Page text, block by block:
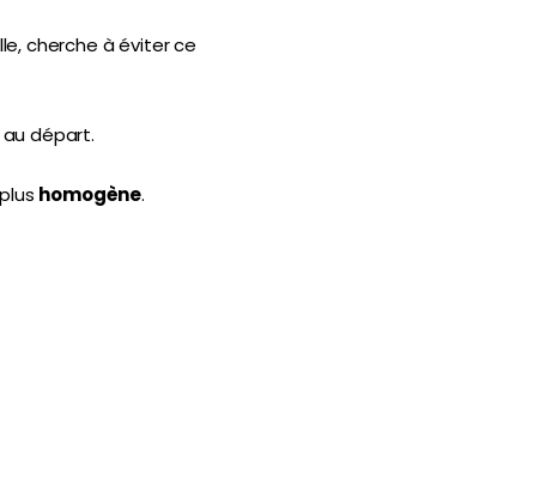
cherche à éviter ce
départ.
homogène.